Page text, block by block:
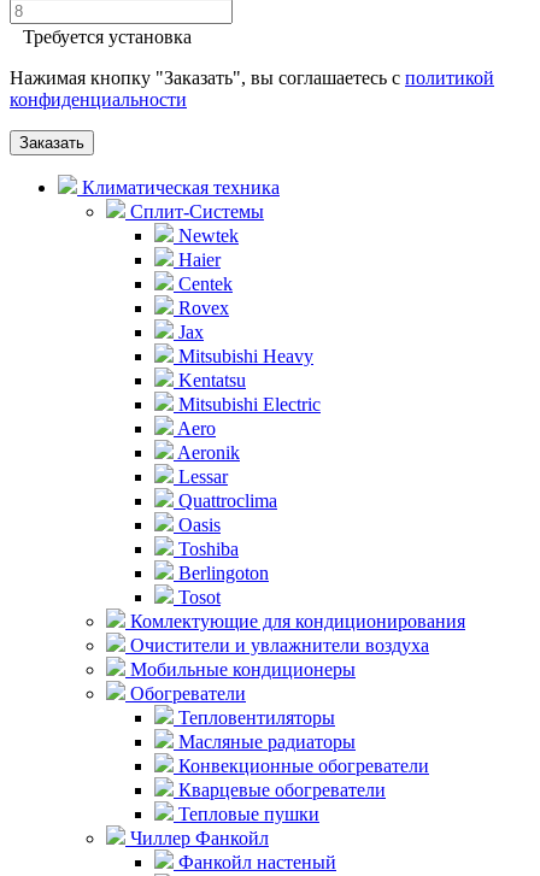
Требуется установка
Нажимая кнопку "Заказать", вы соглашаетесь с политикой
конфиденциальности
Заказать
Климатическая техника
Сплит-Системы
Newtek
Haier
Centek
Rovex
Jax
Mitsubishi Heavy
Kentatsu
Mitsubishi Electric
Aero
Aeronik
Lessar
Quattroclima
Oasis
Toshiba
Berlingoton
Tosot
Комлектующие для кондиционирования
Очистители и увлажнители воздуха
Мобильные кондиционеры
Обогреватели
Тепловентиляторы
Масляные радиаторы
Конвекционные обогреватели
Кварцевые обогреватели
Тепловые пушки
Чиллер Фанкойл
Фанкойл настеный